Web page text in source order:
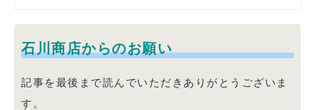
石川商店からのお願い
記事を最後まで読んでいただきありがとうございま
す。